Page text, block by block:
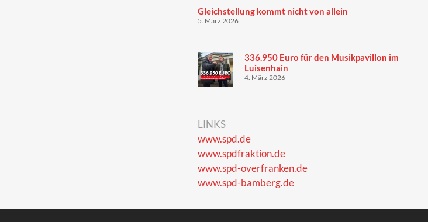
Gleichstellung kommt nicht von allein
5. März 2026
336.950 Euro für den Musikpavillon im
Luisenhain
4. März 2026
LINKS
www.spd.de
www.spdfraktion.de
www.spd-overfranken.de
www.spd-bamberg.de